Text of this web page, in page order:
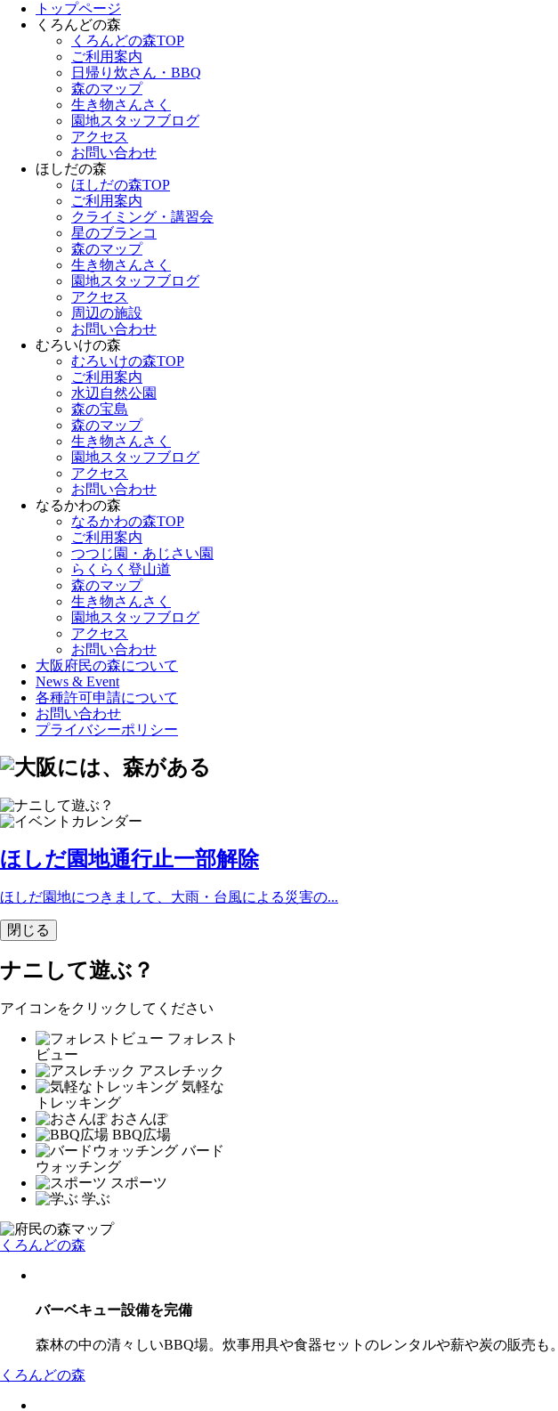
トップページ
くろんどの森
くろんどの森TOP
ご利用案内
日帰り炊さん・BBQ
森のマップ
生き物さんさく
園地スタッフブログ
アクセス
お問い合わせ
ほしだの森
ほしだの森TOP
ご利用案内
クライミング・講習会
星のブランコ
森のマップ
生き物さんさく
園地スタッフブログ
アクセス
周辺の施設
お問い合わせ
むろいけの森
むろいけの森TOP
ご利用案内
水辺自然公園
森の宝島
森のマップ
生き物さんさく
園地スタッフブログ
アクセス
お問い合わせ
なるかわの森
なるかわの森TOP
ご利用案内
つつじ園・あじさい園
らくらく登山道
森のマップ
生き物さんさく
園地スタッフブログ
アクセス
お問い合わせ
大阪府民の森について
News & Event
各種許可申請について
お問い合わせ
プライバシーポリシー
ほしだ園地通行止一部解除
ほしだ園地につきまして、⼤⾬・台⾵による災害の...
閉じる
ナニして遊ぶ？
アイコンをクリックしてください
フォレスト
ビュー
アスレチック
気軽な
トレッキング
おさんぽ
BBQ広場
バード
ウォッチング
スポーツ
学ぶ
くろんどの森
バーベキュー設備を完備
森林の中の清々しいBBQ場。炊事用具や食器セットのレンタルや薪や炭の販売も。
くろんどの森